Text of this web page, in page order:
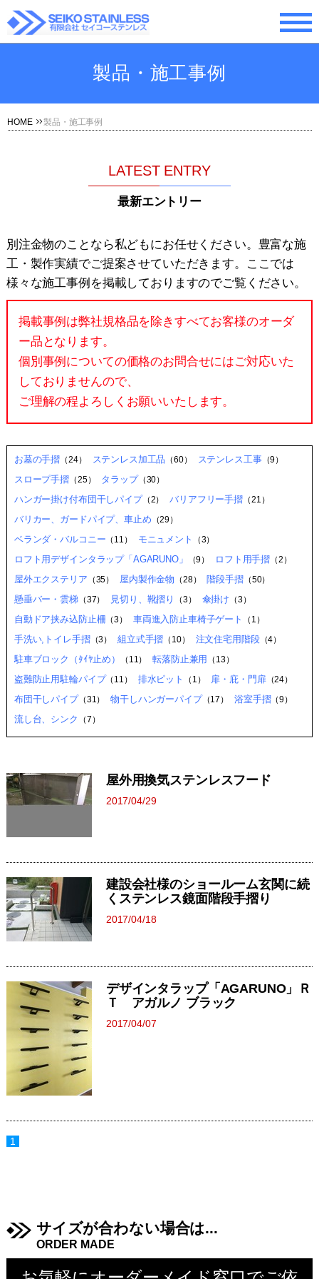
製品・施工事例
HOME 製品・施工事例
LATEST ENTRY
最新エントリー
別注金物のことなら私どもにお任せください。豊富な施
工・製作実績でご提案させていただきます。ここでは
様々な施工事例を掲載しておりますのでご覧ください。
掲載事例は弊社規格品を除きすべてお客様のオーダ
ー品となります。
個別事例についての価格のお問合せにはご対応いた
しておりませんので、
ご理解の程よろしくお願いいたします。
お墓の手摺 （24） ステンレス加工品 （60） ステンレス工事（9）
スロープ手摺 （25） タラップ（30）
ハンガー掛け付布団干しパイプ（2） バリアフリー手摺（21）
バリカー、ガードパイプ、車止め （29）
ベランダ・バルコニー （11） モニュメント （3）
ロフト用デザインタラップ「AGARUNO」 （9） ロフト用手摺 （2）
屋外エクステリア （35） 屋内製作金物 （28） 階段手摺（50）
懸垂バー・雲梯（37） 見切り、靴摺り （3） 傘掛け （3）
自動ドア挟み込防止柵 （3） 車両進入防止車椅子ゲート （1）
手洗い,トイレ手摺（3） 組立式手摺 （10） 注文住宅用階段（4）
駐車ブロック（ﾀｲﾔ止め） （11） 転落防止兼用 （13）
盗難防止用駐輪パイプ（11） 排水ピット （1） 扉・庇・門扉（24）
布団干しパイプ（31） 物干しハンガーパイプ（17） 浴室手摺（9）
流し台、シンク （7）
屋外用換気ステンレスフード
2017/04/29
建設会社様のショールーム玄関に続
くステンレス鏡面階段手摺り
2017/04/18
デザインタラップ「AGARUNO」Ｒ
Ｔ アガルノ ブラック
2017/04/07
1
サイズが合わない場合は...
ORDER MADE